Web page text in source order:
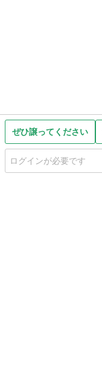
ぜひ譲ってください